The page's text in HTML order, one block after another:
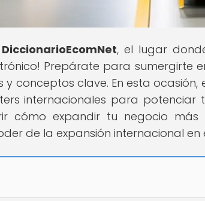
DiccionarioEcomNet, el lugar
Prepárate para sumergirte
y conceptos clave. En esta
internacionales para potenciar
cómo expandir tu negocio más
de la expansión internacional en